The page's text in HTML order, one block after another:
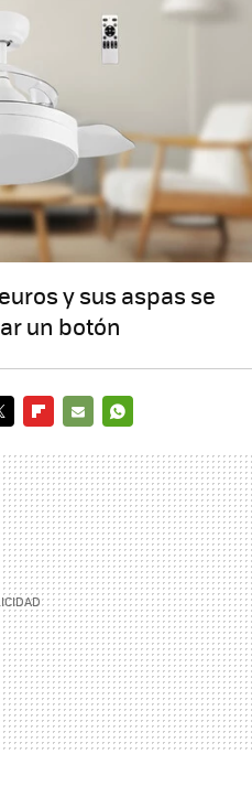
y sus aspas se
un botón
MAIL